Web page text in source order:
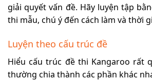
giải quyết vấn đề. Hãy luyện tập
thi mẫu, chú ý đến cách làm và thời
Luyện theo cấu trúc đề
Hiểu cấu trúc đề thi Kangaroo rất
thường chia thành các phần khác